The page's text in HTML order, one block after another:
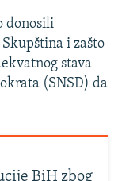
donosili
i zašto
stava
(SNSD) da
BiH zbog